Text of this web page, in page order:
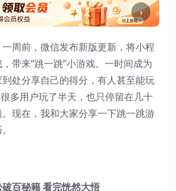
›
一周前，微信发布新版更新，将小程
带来“跳一跳”小游戏。一时间成为
处分享自己的得分，有人甚至能玩
多用户玩了半天，也只停留在几十
现在，我和大家分享一下跳一跳游
百秘籍 看完恍然大悟